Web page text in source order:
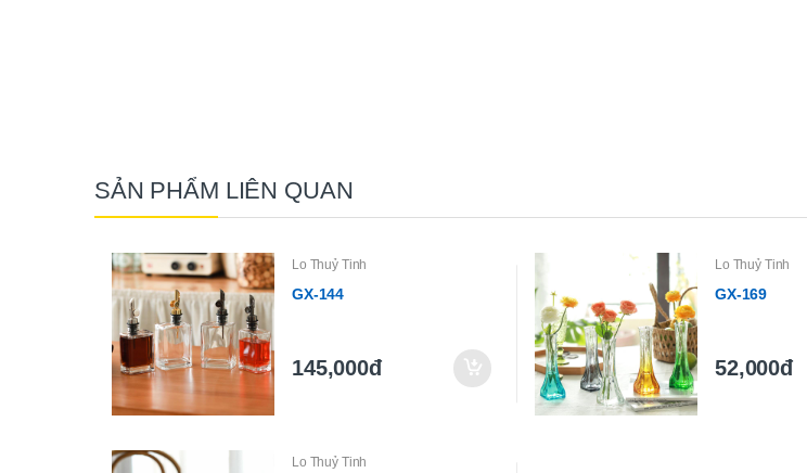
SẢN PHẨM LIÊN QUAN
Lo Thuỷ Tinh
GX-144
145,000đ
Lo Thuỷ Tinh
GX-169
52,000đ
Lo Thuỷ Tinh